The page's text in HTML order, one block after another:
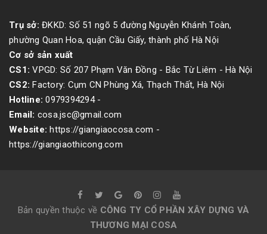
Trụ sở: ĐKKD: Số 51 ngõ 5 đường Nguyễn Khánh Toàn,
phường Quan Hoa, quận Cầu Giấy, thành phố Hà Nội
Cơ sở sản xuất
CS1: VPGD: Số 207 Phạm Văn Đồng - Bắc Từ Liêm - Hà Nội
CS2: Factory: Cụm CN Phùng Xá, Thạch Thất, Hà Nội
Hotline:0979394294-
Email: cosa.jsc@gmail.com
Website:https://giangiaocosa.com -
https://giangiaothicong.com
Bản quyền thuộc về CÔNG TY CỔ PHẦN XÂY DỰNG VÀ
THƯƠNG MẠI COSA